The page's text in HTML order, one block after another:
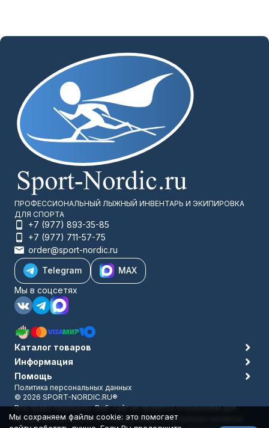
ПРОФЕССИОНАЛЬНЫЙ ЛЫЖНЫЙ ИНВЕНТАРЬ И ЭКИПИРОВКА
ДЛЯ СПОРТА
+7 (977) 893-35-85
+7 (977) 711-57-75
order@sport-nordic.ru
Telegram
MAX
Мы в соцсетях
Каталог товаров
Информация
Помощь
Политика персональных данных
© 2026 SPORT-NORDIC.RU®
Все права защищены. Веб-сайт не является основанием для
предъявления претензий и рекламаций, информация является
Мы сохраняем файлы cookie: это помогает